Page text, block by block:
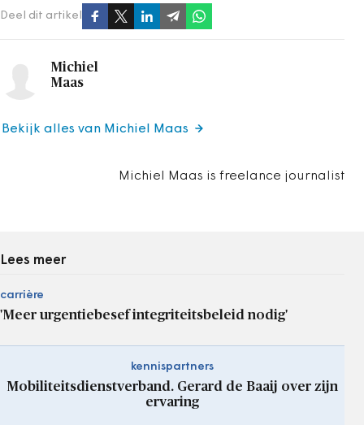
Deel dit artikel
Michiel
Maas
Michiel Maas is freelance journalist
Bekijk alles van Michiel Maas
Lees meer
carrière
'Meer urgentiebesef integriteitsbeleid nodig'
kennispartners
Mobiliteitsdienstverband. Gerard de Baaij over zijn
ervaring